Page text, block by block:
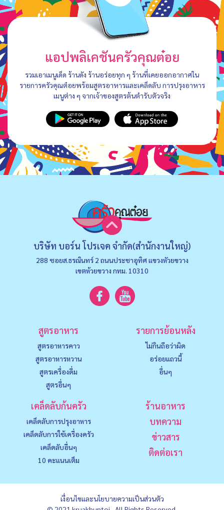
แอปพลิเคชันครัวคุณต๋อย
รวมเอาเมนูเด็ด ร้านดัง ร้านอร่อยทุก ๆ ร้านที่เคยออกอากาศใน
รายการครัวคุณต๋อยพร้อมสูตรอาหารและเคล็ดลับ การปรุงอาหาร
เมนูต่าง ๆ จากเจ้าของสูตรต้นตำรับตัวจริง
บริษัท บอร์น โปรเจค จำกัด(สำนักงานใหญ่)
288 ซอยส.ธรณินทร์ 2 ถนนประชาอุทิศ แขวงหัวยขวาง
เขตห้วยขวาง กทม. 10310
สูตรอาหาร
สูตรอาหารคาว
สูตรอาหารหวาน
สูตรเครื่องดื่ม
สูตรอื่นๆ
รายการย้อนหลัง
ไม่กินถือว่าผิด
อร่อยแถวนี้
อื่นๆ
เคล็ดลับก้นครัว
เคล็ดลับการปรุงอาหาร
เคล็ดลับการใช้เครื่องครัว
เคล็ดลับอื่นๆ
10 คะแนนเต็ม
ร้านอาหาร
บทความ
ข่าวสาร
ติดต่อเรา
เงื่อนไขและนโยบายความเป็นส่วนตัว